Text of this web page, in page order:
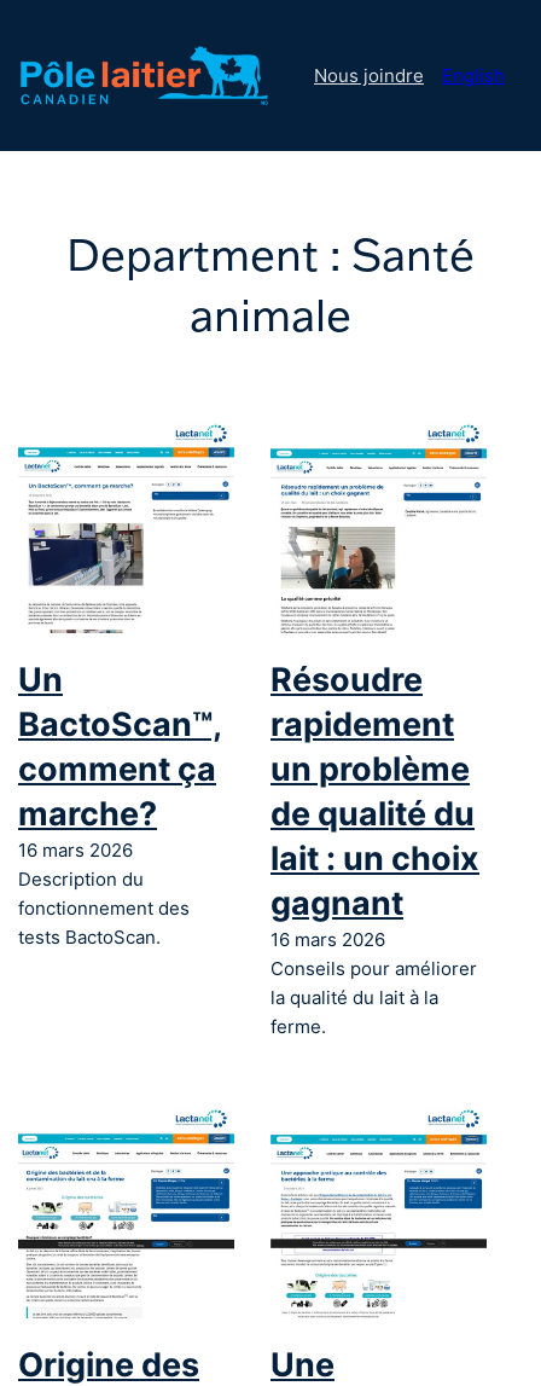
Nous joindre English
Department : Santé
animale
Un
BactoScan™,
comment ça
marche?
16 mars 2026
Description du
fonctionnement des
tests BactoScan.
Résoudre
rapidement
un problème
de qualité du
lait : un choix
gagnant
16 mars 2026
Conseils pour améliorer
la qualité du lait à la
ferme.
Origine des
Une